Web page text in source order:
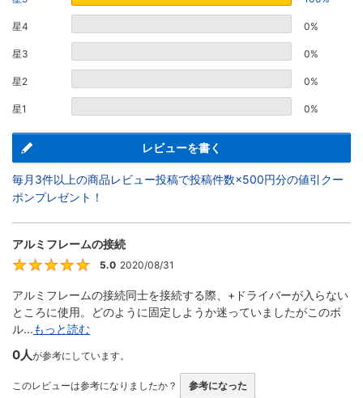
星4 0%
星3 0%
星2 0%
星1 0%
レビューを書く
毎月3件以上の商品レビュー投稿で投稿件数×500円分の値引クー
ポンプレゼント！
アルミフレームの接続
5
5.0 2020/08/31
アルミフレームの接続同士を接続する際、+ドライバーが入らない
ところに使用。どのように固定しようか迷っていましたがこのボ
ル...もっと読む
0人が参考にしています。
このレビューは参考になりましたか？ 参考になった